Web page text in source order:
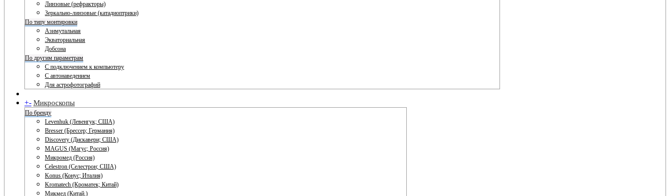
Линзовые (рефракторы)
Зеркально-линзовые (катадиоптрики)
По типу монтировки
Азимутальная
Экваториальная
Добсона
По другим параметрам
С подключением к компьютеру
С автонаведением
Для астрофотографий
+- Микроскопы
По бренду
Levenhuk (Левенгук; США)
Bresser (Брессер; Германия)
Discovery (Дискавери; США)
MAGUS (Магус; Россия)
Микромед (Россия)
Celestron (Селестрон; США)
Konus (Конус; Италия)
Kromatech (Кроматек; Китай)
Микмед (Китай.)